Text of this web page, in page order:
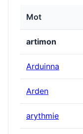
Mot
artimon
Arduinna
Arden
arythmie